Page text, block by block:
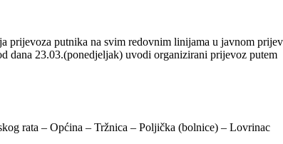
prijevoza putnika na svim redovnim linijama u javnom
dana 23.03.(ponedjeljak) uvodi organizirani prijevoz
rata – Općina – Tržnica – Poljička (bolnice) – Lovrinac